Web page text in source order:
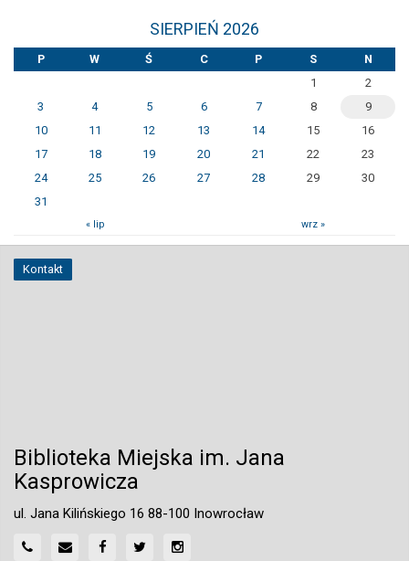
SIERPIEŃ 2026
P W Ś C P S
N
1
2
3
4 5 6 7 8
9
10
11 12 13 14 15
16
17
18 19 20 21 22
23
24
25 26 27 28 29
30
31
« lip wrz »
Kontakt
Biblioteka Miejska im. Jana
Kasprowicza
ul. Jana Kilińskiego 16 88-100 Inowrocław